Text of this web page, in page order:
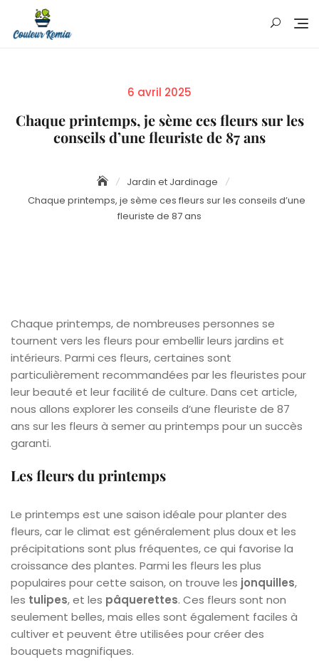
content
Posted
6 avril 2025
Chaque printemps, je sème ces fleurs sur les
conseils d’une fleuriste de 87 ans
Jardin et Jardinage
Chaque printemps, je sème ces fleurs sur les conseils d’une
fleuriste de 87 ans
Chaque printemps, de nombreuses personnes se
tournent vers les fleurs pour embellir leurs jardins et
intérieurs. Parmi ces fleurs, certaines sont
particulièrement recommandées par les fleuristes pour
leur beauté et leur facilité de culture. Dans cet article,
nous allons explorer les conseils d’une fleuriste de 87
ans sur les fleurs à semer au printemps pour un succès
garanti.
Les fleurs du printemps
Le printemps est une saison idéale pour planter des
fleurs, car le climat est généralement plus doux et les
précipitations sont plus fréquentes, ce qui favorise la
croissance des plantes. Parmi les fleurs les plus
populaires pour cette saison, on trouve les jonquilles,
les tulipes, et les pâquerettes. Ces fleurs sont non
seulement belles, mais elles sont également faciles à
cultiver et peuvent être utilisées pour créer des
bouquets magnifiques.